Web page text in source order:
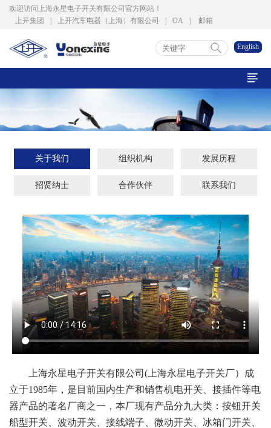
欢迎访问上海永星电子开关有限公司官方网站！
上开集团
上开汽车电器（上海）有限公司 OA 邮箱
English

关于我们 组织机构 发展历程
招贤纳士 合作伙伴 联系我们
上海永星电子开关有限公司 (上海永星电子开关厂）成
立于1985年，是目前国内生产和销售机电开关、接插件等电
器产品的著名厂商之一，本厂现有产品分九大类： 按钮开关
船型开关、波动开关、接线端子、微动开关 、冰箱门开关、